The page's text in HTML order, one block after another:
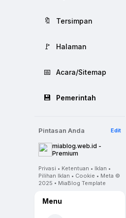
🔖 Tersimpan
🚩 Halaman
📅 Acara/Sitemap
💾 Pemerintah
Pintasan Anda Edit
miablog.web.id -
Premium
Privasi • Ketentuan • Iklan •
Pilihan Iklan • Cookie • Meta ©
2025 • MiaBlog Template
Menu